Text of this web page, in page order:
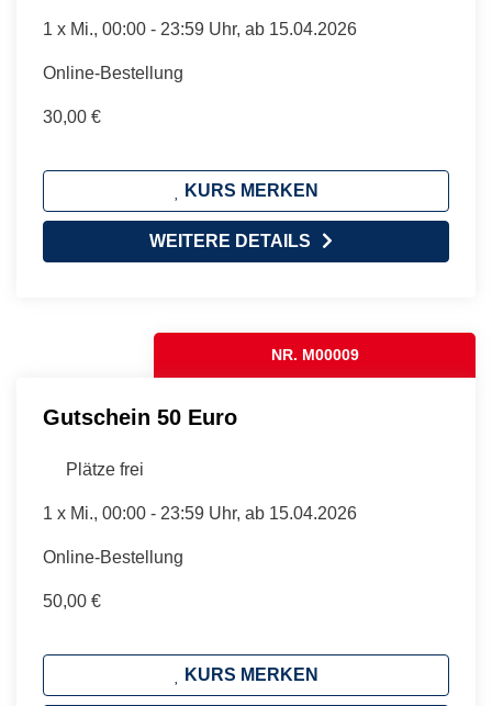
1 x Mi., 00:00 - 23:59 Uhr, ab 15.04.2026
Online-Bestellung
30,00 €
KURS MERKEN
WEITERE DETAILS
NR. M00009
Gutschein 50 Euro
Plätze frei
1 x Mi., 00:00 - 23:59 Uhr, ab 15.04.2026
Online-Bestellung
50,00 €
KURS MERKEN